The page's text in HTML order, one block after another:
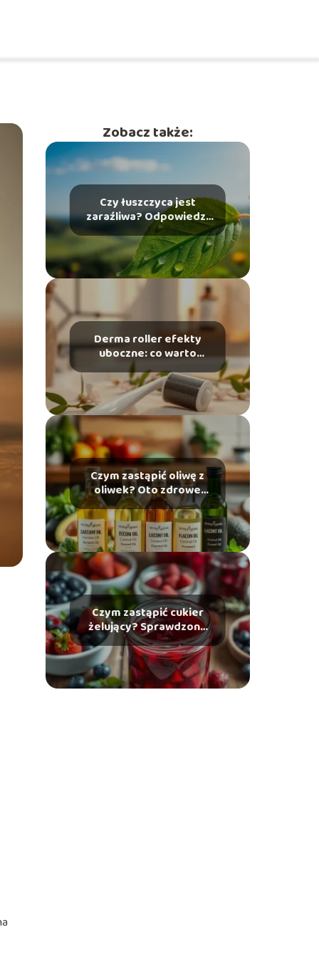
Zobacz także:
Czy łuszczyca jest
zaraźliwa? Odpowiedzi
na najczęstsze pytania
Derma roller efekty
uboczne: co warto
wiedzieć przed
użyciem?
Czym zastąpić oliwę z
oliwek? Oto zdrowe
alternatywy!
Czym zastąpić cukier
żelujący? Sprawdzone
alternatywy do dżemów